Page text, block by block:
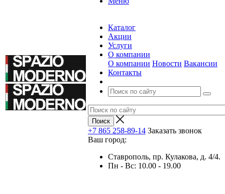
Каталог
Акции
Услуги
О компании
О компании Новости Вакансии
Контакты
+7 865 258-89-14 Заказать звонок
Ваш город:
Ставрополь, пр. Кулакова, д. 4/4.
Пн - Вс: 10.00 - 19.00